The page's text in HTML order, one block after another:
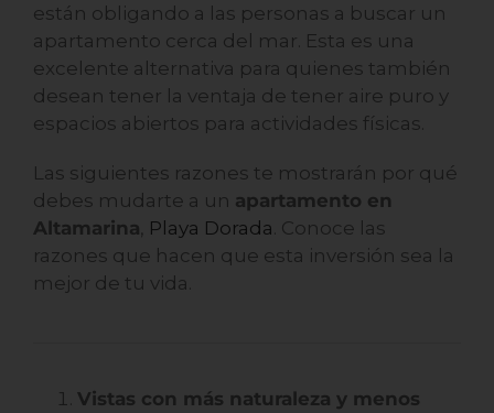
están obligando a las personas a buscar un
apartamento cerca del mar. Esta es una
excelente alternativa para quienes también
desean tener la ventaja de tener aire puro y
espacios abiertos para actividades físicas.
Las siguientes razones te mostrarán por qué
debes mudarte a un apartamento en
Altamarina Playa Dorada . Conoce las
razones que hacen que esta inversión sea la
mejor de tu vida.
Vistas con más naturaleza y menos